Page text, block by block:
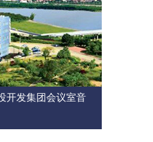
开发集团会议室音